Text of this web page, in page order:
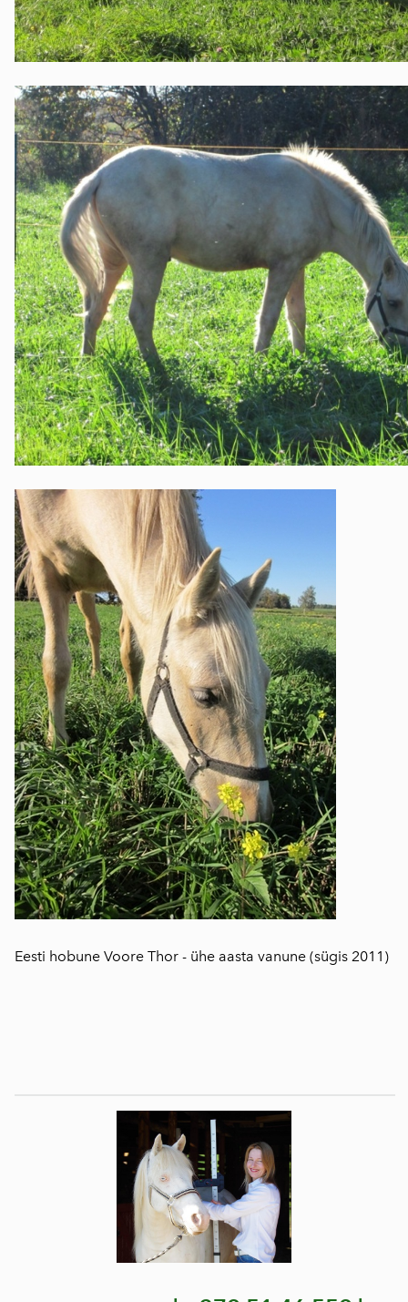
Eesti hobune Voore Thor - ühe aasta vanune (sügis 2011)